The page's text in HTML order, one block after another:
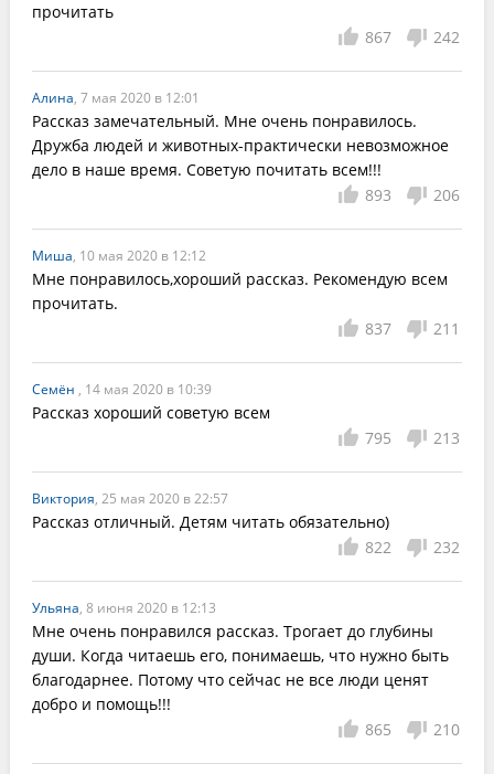
прочитать
867
242
Алина, 7 мая 2020 в 12:01
Рассказ замечательный. Мне очень понравилось.
Дружба людей и животных-практически невозможное
дело в наше время. Советую почитать всем!!!
893
206
Миша, 10 мая 2020 в 12:12
Мне понравилось,хороший рассказ. Рекомендую всем
прочитать.
837
211
Семён , 14 мая 2020 в 10:39
Рассказ хороший советую всем
795
213
Виктория, 25 мая 2020 в 22:57
Рассказ отличный. Детям читать обязательно)
822
232
Ульяна, 8 июня 2020 в 12:13
Мне очень понравился рассказ. Трогает до глубины
души. Когда читаешь его, понимаешь, что нужно быть
благодарнее. Потому что сейчас не все люди ценят
добро и помощь!!!
865
210